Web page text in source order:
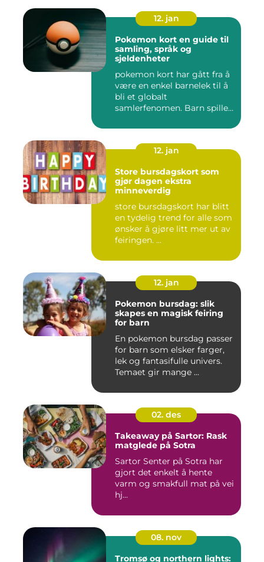
12. jan
Pokemon kort en guide til
samling, språk og
sjeldenheter
pokemon kort har gått fra å
være en enkel barnelek til å
bli et globalt
samlerfenomen. Barn spiller
12. jan
Store bursdagskort som
gjør dagen ekstra
minneverdig
store bursdagskort har blitt
en tydelig trend for alle som
ønsker å gjøre litt mer ut av
feiringen. ...
12. jan
Pokemon bursdag: slik
skapes en magisk feiring
for barn
En pokemon bursdag passer
for barn som elsker farger,
lek og fantasifulle univers.
Temaet gir mange ...
02. des
Takeaway på Sartor: Rask
matglede på Sotra
Sartor Senter på Sotra har
gjort det enkelt å hente
varm og smakfull mat på vei
hj...
08. nov
Tromsø og northern lights: